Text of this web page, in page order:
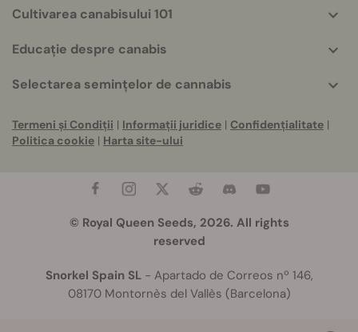
Cultivarea canabisului 101
Educație despre canabis
Selectarea semințelor de cannabis
Termeni și Condiții | Informații juridice | Confidențialitate |
Politica cookie | Harta site-ului
© Royal Queen Seeds, 2026. All rights
reserved
Snorkel Spain SL- Apartado de Correos nº 146,
08170 Montornès del Vallès (Barcelona)